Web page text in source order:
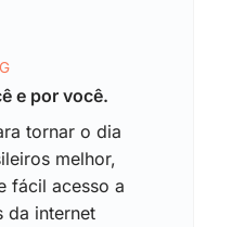
e por você.
tornar o dia
melhor,
fácil acesso a
da internet